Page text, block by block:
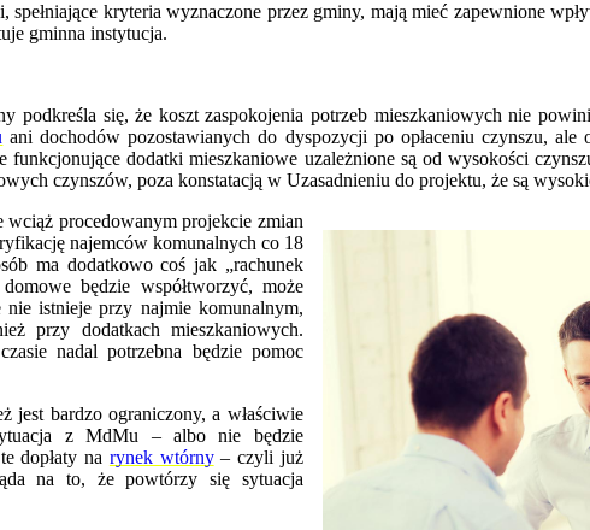
kryteria wyznaczone przez gminy, mają mieć zapewnione
gminna instytucja.
podkreśla się, że koszt zaspokojenia potrzeb mieszkaniowych nie
ani dochodów pozostawianych do dyspozycji po opłaceniu czynszu,
dodatki mieszkaniowe uzależnione są od wysokości
czynszów, poza konstatacją w Uzasadnieniu do projektu, że są
wciąż procedowanym projekcie zmian
najemców komunalnych co 18
ma dodatkowo coś jak „rachunek
będzie współtworzyć, może
nie istnieje przy najmie komunalnym,
przy dodatkach mieszkaniowych.
nadal potrzebna będzie pomoc
jest bardzo ograniczony, a właściwie
z MdMu – albo nie będzie
dopłaty na rynek wtórny– czyli już
na to, że powtórzy się sytuacja